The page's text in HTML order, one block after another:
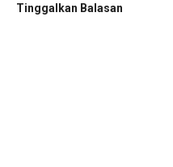
Tinggalkan Balasan